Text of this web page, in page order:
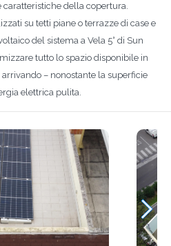
della copertura.
su tetti piane o terrazze di case e
del sistema a Vela 5° di Sun
tutto lo spazio disponibile in
arrivando – nonostante la superficie
elettrica pulita.